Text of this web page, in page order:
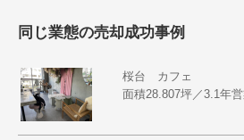
同じ業態の売却成功事例
桜台 カフェ
面積28.807坪／3.1年